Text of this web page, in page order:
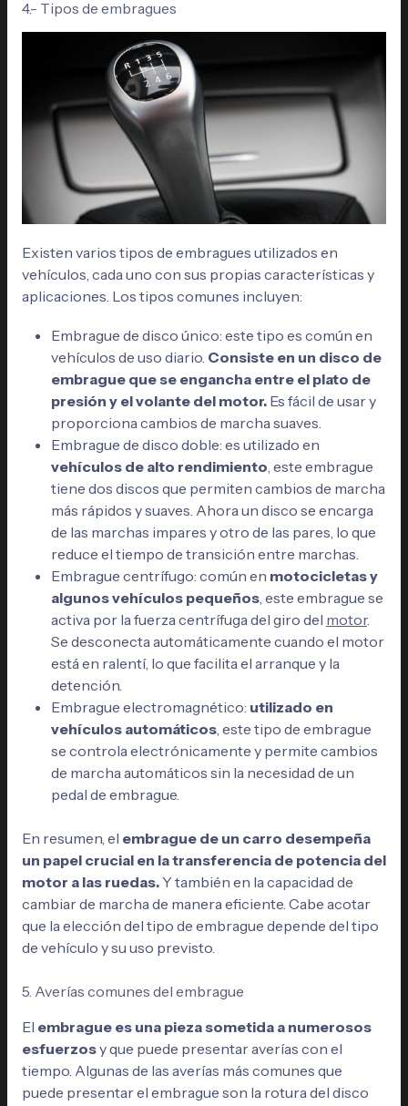
4.- Tipos de embragues
Existen varios tipos de embragues utilizados en
vehículos, cada uno con sus propias características y
aplicaciones. Los tipos comunes incluyen:
Embrague de disco único: este tipo es común en
vehículos de uso diario. Consiste en un disco de
embrague que se engancha entre el plato de
presión y el volante del motor.Es fácil de usar y
proporciona cambios de marcha suaves.
Embrague de disco doble: es utilizado en
vehículos de alto rendimiento , este embrague
tiene dos discos que permiten cambios de marcha
más rápidos y suaves. Ahora un disco se encarga
de las marchas impares y otro de las pares, lo que
reduce el tiempo de transición entre marchas.
Embrague centrífugo: común en motocicletas y
algunos vehículos pequeños, este embrague se
activa por la fuerza centrífuga del giro del motor.
Se desconecta automáticamente cuando el motor
está en ralentí, lo que facilita el arranque y la
detención.
Embrague electromagnético: utilizado en
vehículos automáticos, este tipo de embrague
se controla electrónicamente y permite cambios
de marcha automáticos sin la necesidad de un
pedal de embrague.
En resumen, el embrague de un carro desempeña
un papel crucial en la transferencia de potencia del
motor a las ruedas.Y también en la capacidad de
cambiar de marcha de manera eficiente. Cabe acotar
que la elección del tipo de embrague depende del tipo
de vehículo y su uso previsto.
5. Averías comunes del embrague
El embrague es una pieza sometida a numerosos
esfuerzosy que puede presentar averías con el
tiempo. Algunas de las averías más comunes que
puede presentar el embrague son la rotura del disco